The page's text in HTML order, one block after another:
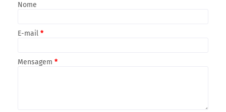
Nome
E-mail *
Mensagem *